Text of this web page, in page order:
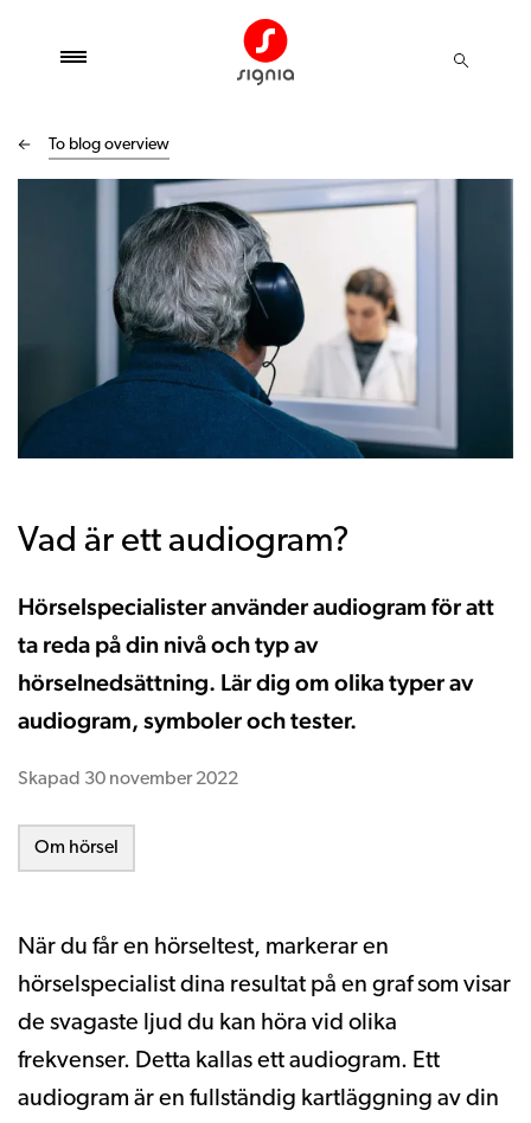
To blog overview
Vad är ett audiogram?
Hörselspecialister använder audiogram för att
ta reda på din nivå och typ av
hörselnedsättning. Lär dig om olika typer av
audiogram, symboler och tester.
Skapad 30 november 2022
Om hörsel
När du får en hörseltest, markerar en
hörselspecialist dina resultat på en graf som visar
de svagaste ljud du kan höra vid olika
frekvenser. Detta kallas ett audiogram. Ett
audiogram är en fullständig kartläggning av din